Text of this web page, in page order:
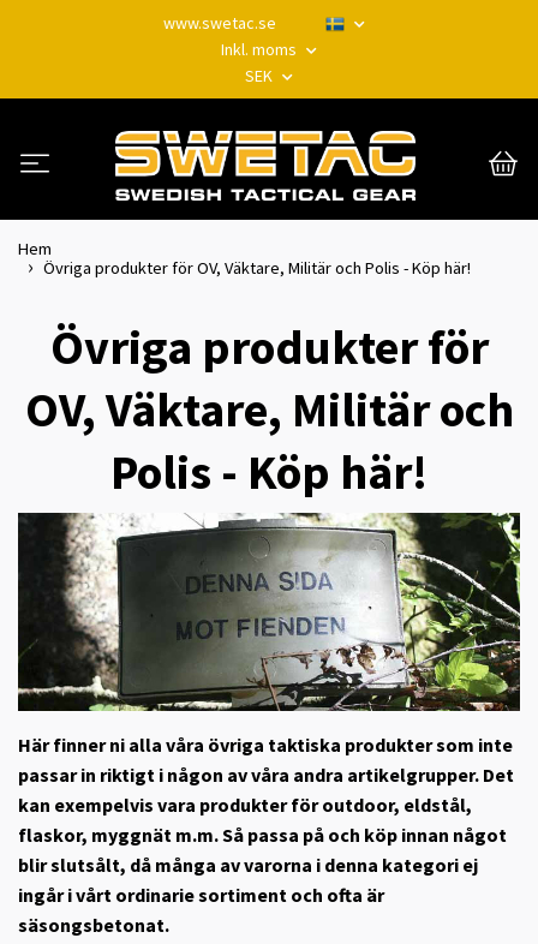
www.swetac.se
Inkl. moms
SEK
Hem
Övriga produkter för OV, Väktare, Militär och Polis - Köp här!
Övriga produkter för
OV, Väktare, Militär och
Polis - Köp här!
Här finner ni alla våra övriga taktiska produkter som inte
passar in riktigt i någon av våra andra artikelgrupper. Det
kan exempelvis vara produkter för outdoor, eldstål,
flaskor, myggnät m.m. Så passa på och köp innan något
blir slutsålt, då många av varorna i denna kategori ej
ingår i vårt ordinarie sortiment och ofta är
säsongsbetonat.